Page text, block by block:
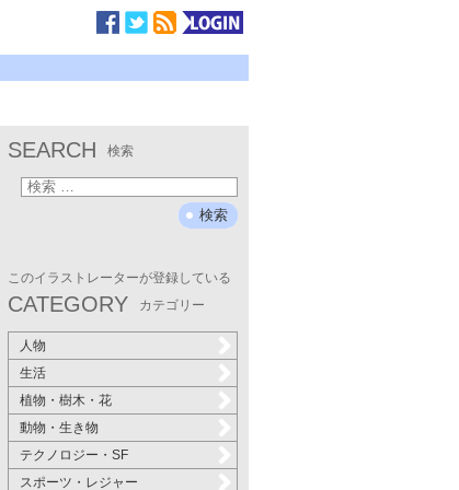
SEARCH 検索
このイラストレーターが登録している
CATEGORY カテゴリー
人物
生活
植物・樹木・花
動物・生き物
テクノロジー・SF
スポーツ・レジャー